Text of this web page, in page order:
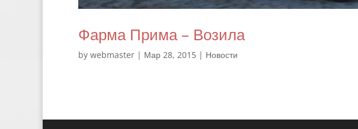
Фарма Прима – Возила
by webmaster | Мар 28, 2015 | Новости